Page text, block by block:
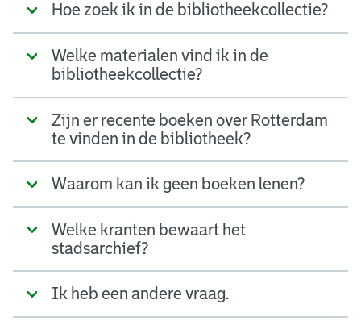
Hoe zoek ik in de bibliotheekcollectie?
Welke materialen vind ik in de
bibliotheekcollectie?
Zijn er recente boeken over Rotterdam
te vinden in de bibliotheek?
Waarom kan ik geen boeken lenen?
Welke kranten bewaart het
stadsarchief?
Ik heb een andere vraag.